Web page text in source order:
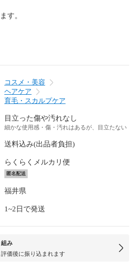
す。
コスメ・美容
ヘアケア
育毛・スカルプケア
目立った傷や汚れなし
細かな使用感・傷・汚れはあるが、目立たない
送料込み(出品者負担)
らくらくメルカリ便
匿名配送
福井県
1~2日で発送
組み
価後に振り込まれます